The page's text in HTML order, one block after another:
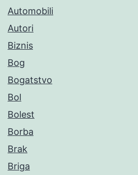
Automobili
Autori
Biznis
Bog
Bogatstvo
Bol
Bolest
Borba
Brak
Briga